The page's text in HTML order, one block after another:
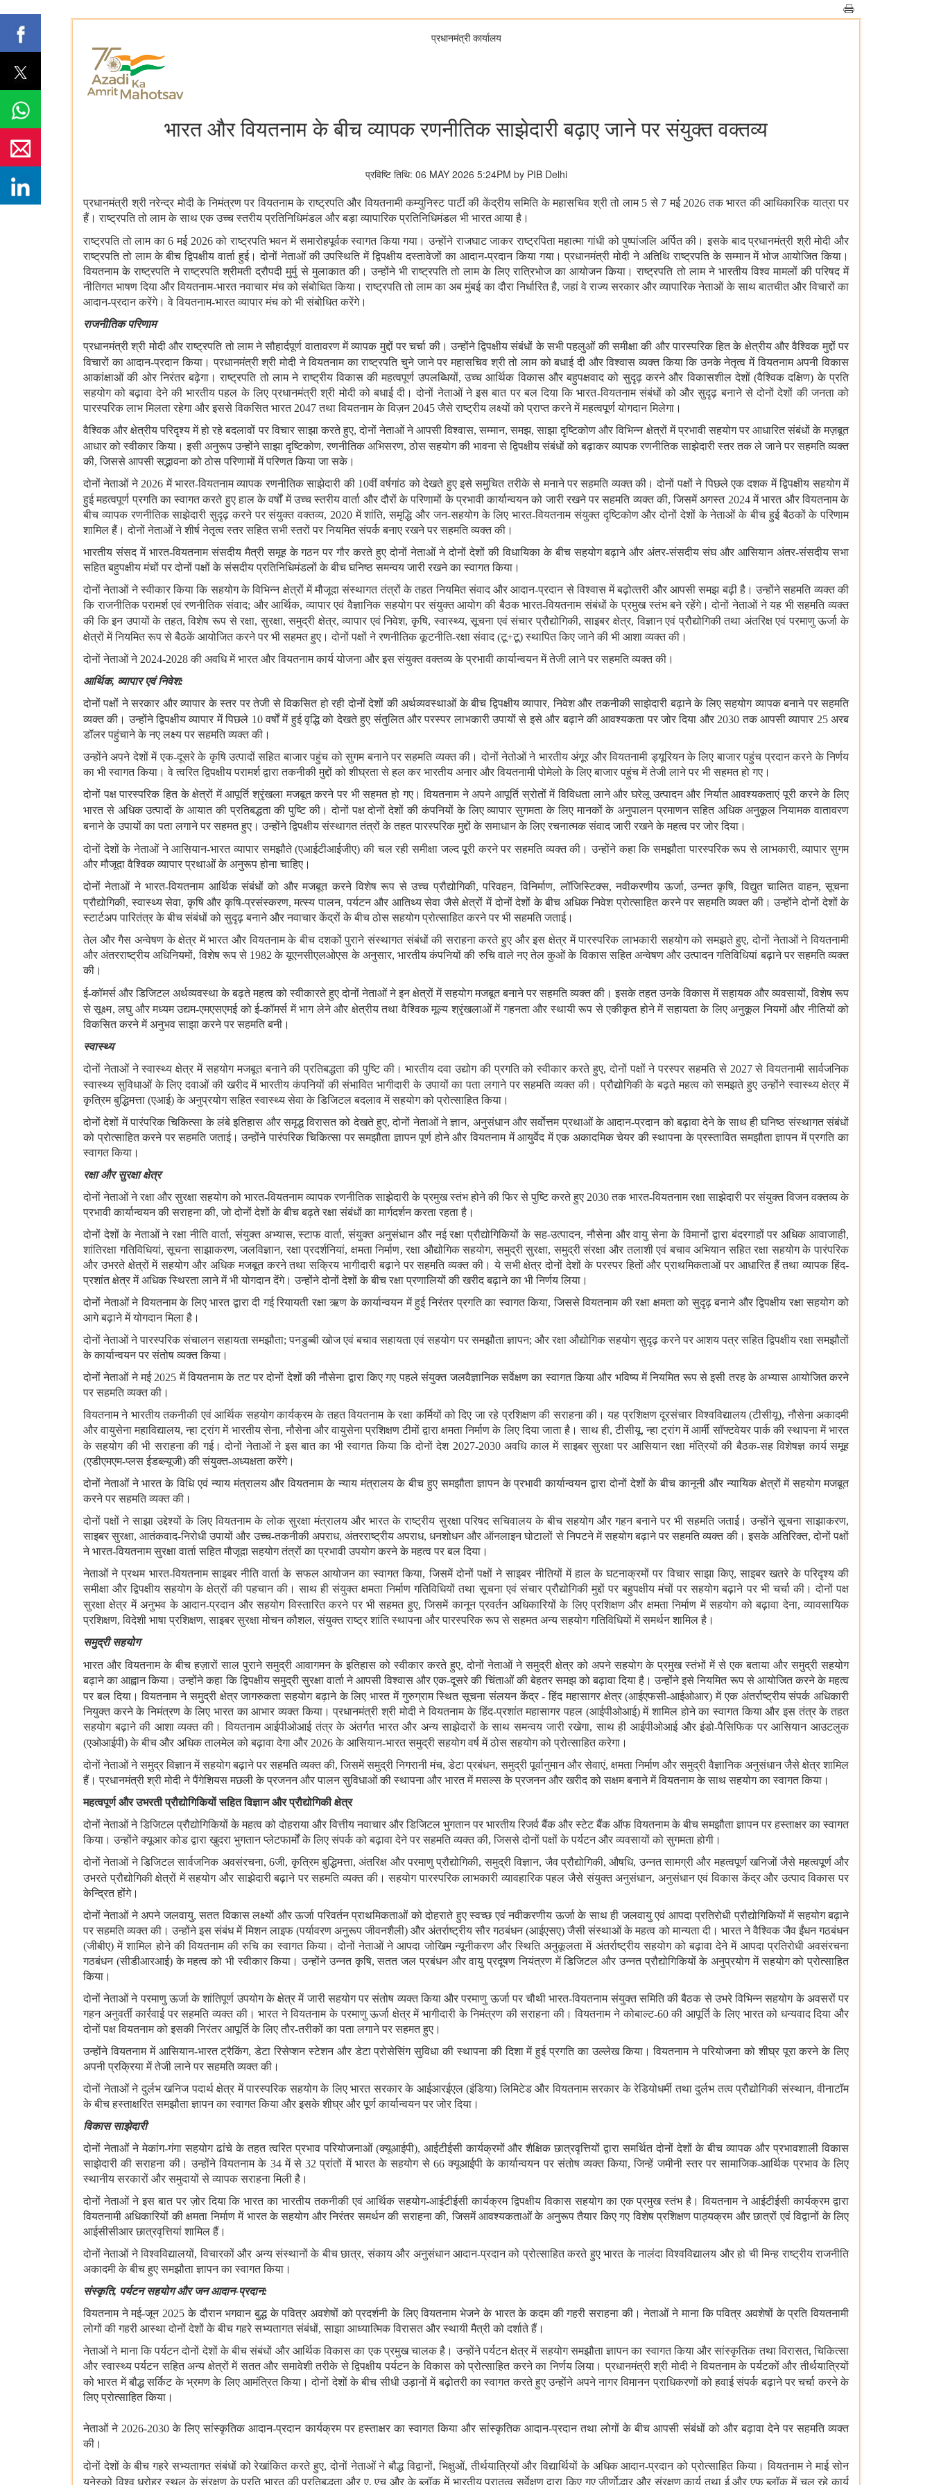
प्रधानमंत्री कार्यालय
भारत और वियतनाम के बीच व्यापक रणनीतिक साझेदारी बढ़ाए जाने पर संयुक्त वक्तव्य
प्रविष्टि तिथि: 06 MAY 2026 5:24PM by PIB Delhi
प्रधानमंत्री श्री नरेन्‍द्र मोदी के निमंत्रण पर वियतनाम के राष्ट्रपति और वियतनामी कम्युनिस्ट पार्टी की केंद्रीय समिति के महासचिव श्री तो लाम 5से 7मई2026तक भारत की आधिकारिक यात्रा पर
हैं। राष्ट्रपति तो लाम के साथ एक उच्च स्तरीय प्रतिनिधिमंडल और बड़ा व्यापारिक प्रतिनिधिमंडल भी भारत आया है ।
राष्ट्रपति तो लाम का6मई 2026को राष्ट्रपति भवन में समारोहपूर्वक स्वागत किया गया। उन्होंने राजघाट जाकर राष्‍ट्रपिता महात्मा गांधी को पुष्पांजलि अर्पित की। इसके बाद प्रधानमंत्री श्री मोदी और
राष्ट्रपति तो लाम के बीच द्विपक्षीय वार्ता हुई। दोनों नेताओं की उपस्थिति‍ में द्विपक्षीय दस्तावेजों का आदान-प्रदान किया गया। प्रधानमंत्री मोदी ने अतिथि राष्‍ट्रपति के सम्मान में भोज आयोजि‍त किया।
वियतनाम के राष्ट्रपति ने राष्ट्रपति श्रीमती द्रौपदी मुर्मु से मुलाकात की।उन्होंने भी राष्ट्रपति तो लाम के लिए रात्रिभोज का आयोजन किया। राष्ट्रपति तो लाम ने भारतीय विश्व मामलों की परिषद में
नीतिगत भाषण दिया और वियतनाम-भारत नवाचार मंच को संबोधित किया। राष्ट्रपति तो लाम का अब मुंबई का दौरा निर्धारित है,जहां वे राज्य सरकार और व्‍यापारिक नेताओं के साथ बातचीत और विचारों का
आदान-प्रदान करेंगे। वे वियतनाम-भारत व्यापार मंच को भी संबोधित करेंगे।
राजनीतिक परिणाम
प्रधानमंत्री श्री मोदी और राष्ट्रपति तो लाम ने सौहार्दपूर्ण वातावरण में व्यापक मुद्दों पर चर्चा की। उन्होंने द्विपक्षीय संबंधों के सभी पहलुओं की समीक्षा की और पारस्परिक हित के क्षेत्रीय और वैश्विक मुद्दों पर
विचारों का आदान-प्रदान किया। प्रधानमंत्री श्री मोदी ने वियतनाम का राष्ट्रपति चुने जाने पर महासचिव श्री तो लाम को बधाई दी और विश्वास व्यक्त किया कि उनके नेतृत्व में वियतनाम अपनी विकास
आकांक्षाओं की ओर निरंतर बढ़ेगा। राष्ट्रपति तो लाम ने राष्ट्रीय विकास की महत्वपूर्ण उपलब्धियों,उच्च आर्थिक विकास और बहुपक्षवाद को सुदृढ़ करने और विकासशील देशों(वैश्विक दक्षिण)के प्रति
सहयोग को बढ़ावा देने की भारतीय पहल के लिए प्रधानमंत्री श्री मोदी को बधाई दी। दोनों नेताओं ने इस बात पर बल दिया कि भारत-वियतनाम संबंधों को और सुदृढ़ बनाने से दोनों देशों की जनता को
पारस्परिक लाभ मिलता रहेगा और इससे विकसित भारत2047तथा वियतनाम के विज़न2045जैसे राष्ट्रीय लक्ष्यों को प्राप्त करने में महत्वपूर्ण योगदान मिलेगा।
वैश्विक और क्षेत्रीय परिदृश्य में हो रहे बदलावों पर विचार साझा करते हुए,दोनों नेताओं ने आपसी विश्वास,सम्मान,समझ,साझा दृष्टिकोण और विभिन्‍न क्षेत्रों में प्रभावी सहयोग पर आधारित संबंधों के मज़बूत
आधार को स्वीकार किया। इसी अनुरूप उन्होंने साझा दृष्टिकोण,रणनीतिक अभिसरण,ठोस सहयोग की भावना से द्विपक्षीय संबंधों को बढ़ाकर व्यापक रणनीतिक साझेदारी स्तर तक ले जाने पर सहमति व्यक्त
की,जिससे आपसी सद्भावना को ठोस परिणामों में परिणत किया जा सके।
दोनों नेताओं ने2026में भारत-वियतनाम व्यापक रणनीतिक साझेदारी की 10वीं वर्षगांठ को देखते हुए इसे समुचित तरीके से मनाने पर सहमति व्यक्त की। दोनों पक्षों ने पिछले एक दशक में द्विपक्षीय सहयोग में
हुई महत्वपूर्ण प्रगति का स्वागत करते हुए हाल के वर्षों में उच्च स्तरीय वार्ता और दौरों के परिणामों के प्रभावी कार्यान्वयन को जारी रखने पर सहमति व्यक्त की,जिसमें अगस्त 2024में भारत और वियतनाम के
बीच व्यापक रणनीतिक साझेदारी सुदृढ़ करने पर संयुक्त वक्तव्य, 2020में शांति,समृद्धि और जन-सहयोग के लिए भारत-वियतनाम संयुक्त दृष्टिकोण और दोनों देशों के नेताओं के बीच हुई बैठकों के परिणाम
शामिल हैं। दोनों नेताओं ने शीर्ष नेतृत्व स्तर सहित सभी स्तरों पर नियमित संपर्क बनाए रखने पर सहमति व्यक्त की।
भारतीय संसद में भारत-वियतनाम संसदीय मैत्री समूह के गठन पर गौर करते हुए दोनों नेताओं ने दोनों देशों की विधायिका के बीच सहयोग बढ़ाने और अंतर-संसदीय संघ और आसियान अंतर-संसदीय सभा
सहित बहुपक्षीय मंचों पर दोनों पक्षों के संसदीय प्रतिनिधिमंडलों के बीच घनिष्ठ समन्वय जारी रखने का स्वागत किया।
दोनों नेताओं ने स्वीकार किया कि सहयोग के विभिन्न क्षेत्रों में मौजूदा संस्थागत तंत्रों के तहत नियमित संवाद और आदान-प्रदान से विश्वास में बढ़ोत्‍तरी और आपसी समझ बढ़ी है। उन्होंने सहमति व्यक्त की
कि राजनीतिक परामर्श एवं रणनीतिक संवाद; और आर्थिक,व्यापार एवं वैज्ञानिक सहयोग पर संयुक्त आयोग की बैठक भारत-वियतनाम संबंधों के प्रमुख स्तंभ बने रहेंगे। दोनों नेताओं ने यह भी सहमति व्यक्त
की कि इन उपायों के तहत,विशेष रूप से रक्षा,सुरक्षा,समुद्री क्षेत्र,व्यापार एवं निवेश,कृषि,स्वास्थ्य,सूचना एवं संचार प्रौद्योगिकी,साइबर क्षेत्र,विज्ञान एवं प्रौद्योगिकी तथा अंतरिक्ष एवं परमाणु ऊर्जा के
क्षेत्रों में नियमित रूप से बैठकें आयोजित करने पर भी सहमत हुए। दोनों पक्षों ने रणनीतिक कूटनीति-रक्षा संवाद(टू+टू)स्थापित किए जाने की भी आशा व्‍यक्‍त की।
दोनों नेताओं ने2024-2028की अवधि में भारत और वियतनाम कार्य योजना और इस संयुक्त वक्तव्य के प्रभावी कार्यान्वयन में तेजी लाने पर सहमति व्यक्त की।
आर्थिक, व्यापार एवं निवेश:
दोनों पक्षों ने सरकार और व्यापार के स्तर पर तेजी से विकसित हो रही दोनों देशों की अर्थव्यवस्थाओं के बीच द्विपक्षीय व्यापार,निवेश और तकनीकी साझेदारी बढ़ाने के लिए सहयोग व्‍यापक बनाने पर सहमति
व्यक्त की। उन्‍होंने द्विपक्षीय व्यापार में पिछले 10वर्षों में हुई वृद्धि को देखते हुए संतुलित और परस्पर लाभकारी उपायों से इसे और बढ़ाने की आवश्यकता पर जोर दिया और2030तक आपसी व्‍यापार 25अरब
डॉलर पहुंचाने के नए लक्ष्य पर सहमति व्यक्त की।
उन्होंने अपने देशों में एक-दूसरे के कृषि उत्पादों सहित बाजार पहुंच को सुगम बनाने पर सहमति व्‍यक्‍त की। दोनों नेतोओं ने भारतीय अंगूर और वियतनामी ड्यूरियन के लिए बाजार पहुंच प्रदान करने के निर्णय
का भी स्वागत किया। वे त्वरित द्विपक्षीय परामर्श द्वारा तकनीकी मुद्दों को शीघ्रता से हल कर भारतीय अनार और वियतनामी पोमेलो के लिए बाजार पहुंच में तेजी लाने पर भी सहमत हो गए।
दोनों पक्ष पारस्परिक हित के क्षेत्रों में आपूर्ति श्रृंखला मजबूत करने पर भी सहमत हो गए। वियतनाम ने अपने आपूर्ति स्रोतों में विविधता लाने और घरेलू उत्पादन और निर्यात आवश्यकताएं पूरी करने के लिए
भारत से अधिक उत्पादों के आयात की प्रतिबद्धता की पुष्टि की। दोनों पक्ष दोनों देशों की कंपनियों के लिए व्यापार सुगमता के लिए मानकों के अनुपालन प्रमाणन सहित अधिक अनुकूल नियामक वातावरण
बनाने के उपायों का पता लगाने पर सहमत हुए। उन्होंने द्विपक्षीय संस्थागत तंत्रों के तहत पारस्परिक मुद्दों के समाधान के लिए रचनात्मक संवाद जारी रखने के महत्व पर जोर दिया।
दोनों देशों के नेताओं ने आसियान-भारत व्यापार समझौते(एआईटीआईजीए)की चल रही समीक्षा जल्द पूरी करने पर सहमति व्यक्त की ।उन्‍होंने कहा कि समझौता पारस्परिक रूप से लाभकारी,व्यापार सुगम
और मौजूदा वैश्विक व्यापार प्रथाओं के अनुरूप होना चाहिए।
दोनों नेताओं ने भारत-वियतनाम आर्थिक संबंधों को और मजबूत करने विशेष रूप से उच्च प्रौद्योगिकी,परिवहन,विनिर्माण,लॉजिस्टिक्‍स,नवीकरणीय ऊर्जा,उन्‍नत कृषि,विद्युत चालित वाहन, सूचना
प्रौद्योगिकी,स्वास्थ्य सेवा,कृषि और कृषि-प्रसंस्करण,मत्स्य पालन,पर्यटन और आतिथ्य सेवा जैसे क्षेत्रों में दोनों देशों के बीच अधिक निवेश प्रोत्साहित करने पर सहमति व्यक्त की। उन्होंने दोनों देशों के
स्टार्टअप पारितंत्र के बीच संबंधों को सुदृढ़ बनाने और नवाचार केंद्रों के बीच ठोस सहयोग प्रोत्साहित करने पर भी सहमति जताई।
तेल और गैस अन्वेषण के क्षेत्र में भारत और वियतनाम के बीच दशकों पुराने संस्थागत संबंधों की सराहना करते हुए और इस क्षेत्र में पारस्परिक लाभकारी सहयोग को समझते हुए,दोनों नेताओं ने वियतनामी
और अंतरराष्ट्रीय अधिनियमों,विशेष रूप से 1982के यूएनसीएलओएस के अनुसार, भारतीय कंपनियों की रुचि वाले नए तेल कुओं के विकास सहित अन्वेषण और उत्पादन गतिविधियां बढ़ाने पर सहमति व्यक्त
की।
ई-कॉमर्स और डिजिटल अर्थव्यवस्था के बढ़ते महत्व को स्‍वीकारते हुए दोनों नेताओं ने इन क्षेत्रों में सहयोग मजबूत बनाने पर सहमति व्यक्त की ।इसके तहत उनके विकास में सहायक और व्यवसायों,विशेष रूप
से सूक्ष्‍म,लघु और मध्‍यम उद्यम-एमएसएमई को ई-कॉमर्स में भाग लेने और क्षेत्रीय तथा वैश्विक मूल्य श्रृंखलाओं में गहनता और स्थायी रूप से एकीकृत होने में सहायता के लिए अनुकूल नियमों और नीतियों को
विकसित करने में अनुभव साझा करने पर सहमति बनी ।
स्वास्थ्य
दोनों नेताओं ने स्वास्थ्य क्षेत्र में सहयोग मजबूत बनाने की प्रतिबद्धता की पुष्टि की। भारतीय दवा उद्योग की प्रगति को स्वीकार करते हुए,दोनों पक्षों ने परस्‍पर सहमति से 2027से वियतनामी सार्वजनिक
स्वास्थ्य सुविधाओं के लिए दवाओं की खरीद में भारतीय कंपनियों की संभावित भागीदारी के उपायों का पता लगाने पर सहमति व्यक्त की। प्रौद्योगिकी के बढ़ते महत्व को समझते हुए उन्होंने स्वास्थ्य क्षेत्र में
कृत्रिम बुद्धिमत्ता (एआई)के अनुप्रयोग सहित स्वास्थ्य सेवा के डिजिटल बदलाव में सहयोग को प्रोत्साहित किया।
दोनों देशों में पारंपरिक चिकित्सा के लंबे इतिहास और समृद्ध विरासत को देखते हुए,दोनों नेताओं ने ज्ञान, अनुसंधान और सर्वोत्तम प्रथाओं के आदान-प्रदान को बढ़ावा देने के साथ ही घनिष्ठ संस्थागत संबंधों
को प्रोत्साहित करने पर सहमति जताई। उन्होंने पारंपरिक चिकित्सा पर समझौता ज्ञापन पूर्ण होने और वियतनाम में आयुर्वेद में एक अकादमिक चेयर की स्थापना के प्रस्तावित समझौता ज्ञापन में प्रगति का
स्वागत किया।
रक्षा और सुरक्षा क्षेत्र
दोनों नेताओं ने रक्षा और सुरक्षा सहयोग को भारत-वियतनाम व्यापक रणनीतिक साझेदारी के प्रमुख स्तंभ होने की फिर से पुष्टि करते हुए 2030तक भारत-वियतनाम रक्षा साझेदारी पर संयुक्त विजन वक्तव्य के
प्रभावी कार्यान्वयन की सराहना की,जो दोनों देशों के बीच बढ़ते रक्षा संबंधों का मार्गदर्शन करता रहता है।
दोनों देशों के नेताओं ने रक्षा नीति वार्ता,संयुक्त अभ्यास,स्टाफ वार्ता,संयुक्त अनुसंधान और नई रक्षा प्रौद्योगिकियों के सह-उत्पादन,नौसेना और वायु सेना के विमानों द्वारा बंदरगाहों पर अधिक आवाजाही,
शांतिरक्षा गतिविधियां,सूचना साझाकरण,जलविज्ञान,रक्षा प्रदर्शनियां, क्षमता निर्माण,रक्षा औद्योगिक सहयोग,समुद्री सुरक्षा,समुद्री संरक्षा और तलाशी एवं बचाव अभियान सहित रक्षा सहयोग के पारंपरिक
और उभरते क्षेत्रों में सहयोग और अधिक मजबूत करने तथा सक्रिय भागीदारी बढ़ाने पर सहमति व्यक्त की। ये सभी क्षेत्र दोनों देशों के परस्‍पर हितों और प्राथमिकताओं पर आधारित हैं तथा व्यापक हिंद-
प्रशांत क्षेत्र में अधिक स्थिरता लाने में भी योगदान देंगे। उन्होंने दोनों देशों के बीच रक्षा प्रणालियों की खरीद बढ़ाने का भी निर्णय लिया।
दोनों नेताओं ने वियतनाम के लिए भारत द्वारा दी गई रियायती रक्षा ऋण के कार्यान्वयन में हुई निरंतर प्रगति का स्वागत किया,जिससे वियतनाम की रक्षा क्षमता को सुदृढ़ बनाने और द्विपक्षीय रक्षा सहयोग को
आगे बढ़ाने में योगदान मिला है।
दोनों नेताओं ने पारस्परिक संचालन सहायता समझौता;पनडुब्बी खोज एवं बचाव सहायता एवं सहयोग पर समझौता ज्ञापन; और रक्षा औद्योगिक सहयोग सुदृढ़ करने पर आशय पत्र सहित द्विपक्षीय रक्षा समझौतों
के कार्यान्वयन पर संतोष व्यक्त किया।
दोनों नेताओं ने मई2025में वियतनाम के तट पर दोनों देशों की नौसेना द्वारा किए गए पहले संयुक्त जलवैज्ञानिक सर्वेक्षण का स्वागत किया और भविष्य में नियमित रूप से इसी तरह के अभ्यास आयोजित करने
पर सहमति व्यक्त की।
वियतनाम ने भारतीय तकनीकी एवं आर्थिक सहयोग कार्यक्रम के तहत वियतनाम के रक्षा कर्मियों को दिए जा रहे प्रशिक्षण की सराहना की। यह प्रशिक्षण दूरसंचार विश्वविद्यालय(टीसीयू),नौसेना अकादमी
और वायुसेना महाविद्यालय,न्हा ट्रांग में भारतीय सेना,नौसेना और वायुसेना प्रशिक्षण टीमों द्वारा क्षमता निर्माण के लिए दिया जाता है। साथ ही,टीसीयू,न्हा ट्रांग में आर्मी सॉफ्टवेयर पार्क की स्थापना में भारत
के सहयोग की भी सराहना की गई। दोनों नेताओं ने इस बात का भी स्वागत किया कि दोनों देश 2027-2030अवधि‍ काल में साइबर सुरक्षा पर आसियान रक्षा मंत्रियों की बैठक-सह विशेषज्ञ कार्य समूह
(एडीएमएम-प्लस ईडब्ल्यूजी)की संयुक्‍त-अध्यक्षता करेंगे।
दोनों नेताओं ने भारत के विधि एवं न्याय मंत्रालय और वियतनाम के न्याय मंत्रालय के बीच हुए समझौता ज्ञापन के प्रभावी कार्यान्वयन द्वारा दोनों देशों के बीच कानूनी और न्यायिक क्षेत्रों में सहयोग मजबूत
करने पर सहमति व्यक्त की।
दोनों पक्षों ने साझा उद्देश्यों के लिए वियतनाम के लोक सुरक्षा मंत्रालय और भारत के राष्ट्रीय सुरक्षा परिषद सचिवालय के बीच सहयोग और गहन बनाने पर भी सहमति जताई। उन्होंने सूचना साझाकरण,
साइबर सुरक्षा,आतंकवाद-निरोधी उपायों और उच्च-तकनीकी अपराध, अंतरराष्ट्रीय अपराध,धनशोधन और ऑनलाइन घोटालों से निपटने में सहयोग बढ़ाने पर सहमति व्यक्त की। इसके अतिरिक्त,दोनों पक्षों
ने भारत-वियतनाम सुरक्षा वार्ता सहित मौजूदा सहयोग तंत्रों का प्रभावी उपयोग करने के महत्व पर बल दिया।
नेताओं ने प्रथम भारत-वियतनाम साइबर नीति वार्ता के सफल आयोजन का स्वागत किया,जिसमें दोनों पक्षों ने साइबर नीतियों में हाल के घटनाक्रमों पर विचार साझा किए,साइबर खतरे के परिदृश्य की
समीक्षा और द्विपक्षीय सहयोग के क्षेत्रों की पहचान की। साथ ही संयुक्त क्षमता निर्माण गतिविधियों तथा सूचना एवं संचार प्रौद्योगिकी मुद्दों पर बहुपक्षीय मंचों पर सहयोग बढ़ाने पर भी चर्चा की। दोनों पक्ष
सुरक्षा क्षेत्र में अनुभव के आदान-प्रदान और सहयोग विस्तारित करने पर भी सहमत हुए,जिसमें कानून प्रवर्तन अधिकारियों के लिए प्रशिक्षण और क्षमता निर्माण में सहयोग को बढ़ावा देना,व्यावसायिक
प्रशिक्षण,विदेशी भाषा प्रशिक्षण,साइबर सुरक्षा मोचन कौशल,संयुक्त राष्ट्र शांति स्थापना और पारस्परिक रूप से सहमत अन्य सहयोग गतिविधियों में समर्थन शामिल है।
समुद्री सहयोग
भारत और वियतनाम के बीच हज़ारों साल पुराने समुद्री आवागमन के इतिहास को स्वीकार करते हुए,दोनों नेताओं ने समुद्री क्षेत्र को अपने सहयोग के प्रमुख स्तंभों में से एक बताया और समुद्री सहयोग
बढ़ाने का आह्वान किया। उन्होंने कहा कि द्विपक्षीय समुद्री सुरक्षा वार्ता ने आपसी विश्वास और एक-दूसरे की चिंताओं की बेहतर समझ को बढ़ावा दिया है। उन्‍होंने इसे नियमित रूप से आयोजित करने के महत्व
पर बल दिया। वियतनाम ने समुद्री क्षेत्र जागरुकता सहयोग बढ़ाने के लिए भारत में गुरुग्राम स्थित सूचना संलयन केंद्र-हिंद महासागर क्षेत्र(आईएफसी-आईओआर)में एक अंतर्राष्ट्रीय संपर्क अधिकारी
नियुक्त करने के निमंत्रण के लिए भारत का आभार व्यक्त किया। प्रधानमंत्री श्री मोदी ने वियतनाम के हिंद-प्रशांत महासागर पहल (आईपीओआई)में शामिल होने का स्वागत किया और इस तंत्र के तहत
सहयोग बढ़ाने की आशा व्यक्त की। वियतनाम आईपीओआई तंत्र के अंतर्गत भारत और अन्य साझेदारों के साथ समन्वय जारी रखेगा,साथ ही आईपीओआई और इंडो-पैसिफिक पर आसियान आउटलुक
(एओआईपी)के बीच और अधिक तालमेल को बढ़ावा देगा और 2026के आसियान-भारत समुद्री सहयोग वर्ष में ठोस सहयोग को प्रोत्साहित करेगा।
दोनों नेताओं ने समुद्र विज्ञान में सहयोग बढ़ाने पर सहमति व्यक्त की,जिसमें समुद्री निगरानी मंच,डेटा प्रबंधन,समुद्री पूर्वानुमान और सेवाएं, क्षमता निर्माण और समुद्री वैज्ञानिक अनुसंधान जैसे क्षेत्र शामिल
हैं। प्रधानमंत्री श्री मोदी ने पैंगेशियस मछली के प्रजनन और पालन सुविधाओं की स्थापना और भारत में मसल्स के प्रजनन और खरीद को सक्षम बनाने में वियतनाम के साथ सहयोग का स्वागत किया।
महत्वपूर्ण और उभरती प्रौद्योगिकियों सहित विज्ञान और प्रौद्योगिकी क्षेत्र
दोनों नेताओं ने डिजिटल प्रौद्योगिकियों के महत्व को दोहराया और वित्तीय नवाचार और डिजिटल भुगतान पर भारतीय रिजर्व बैंक और स्टेट बैंक ऑफ वियतनाम के बीच समझौता ज्ञापन पर हस्ताक्षर का स्वागत
किया। उन्होंने क्यूआर कोड द्वारा खुदरा भुगतान प्लेटफार्मों के लिए संपर्क को बढ़ावा देने पर सहमति व्यक्त की,जिससे दोनों पक्षों के पर्यटन और व्यवसायों को सुगमता होगी।
दोनों नेताओं ने डिजिटल सार्वजनिक अवसंरचना, 6जी,कृत्रिम बुद्धिमत्ता,अंतरिक्ष और परमाणु प्रौद्योगिकी,समुद्री विज्ञान,जैव प्रौद्योगिकी,औषधि,उन्नत सामग्री और महत्वपूर्ण खनिजों जैसे महत्वपूर्ण और
उभरते प्रौद्योगिकी क्षेत्रों में सहयोग और साझेदारी बढ़ाने पर सहमति व्यक्त की। सहयोग पारस्परिक लाभकारी व्यावहारिक पहल जैसे संयुक्त अनुसंधान, अनुसंधान एवं विकास केंद्र और उत्पाद विकास पर
केन्द्रित होंगे।
दोनों नेताओं ने अपने जलवायु,सतत विकास लक्ष्यों और ऊर्जा परिवर्तन प्राथमिकताओं को दोहराते हुए स्वच्छ एवं नवीकरणीय ऊर्जा के साथ ही जलवायु एवं आपदा प्रतिरोधी प्रौद्योगिकियों में सहयोग बढ़ाने
पर सहमति व्यक्त की। उन्होंने इस संबंध में मिशन लाइफ (पर्यावरण अनुरूप जीवनशैली) और अंतर्राष्ट्रीय सौर गठबंधन(आईएसए)जैसी संस्थाओं के महत्व को मान्यता दी। भारत ने वैश्विक जैव ईंधन गठबंधन
(जीबीए)में शामिल होने की वियतनाम की रुचि का स्वागत किया। दोनों नेताओं ने आपदा जोखिम न्यूनीकरण और स्थिति अनुकूलता में अंतर्राष्ट्रीय सहयोग को बढ़ावा देने में आपदा प्रतिरोधी अवसंरचना
गठबंधन (सीडीआरआई)के महत्व को भी स्वीकार किया। उन्होंने उन्‍नत कृषि,सतत जल प्रबंधन और वायु प्रदूषण नियंत्रण में डिजिटल और उन्नत प्रौद्योगिकियों के अनुप्रयोग में सहयोग को प्रोत्साहित
किया।
दोनों नेताओं ने परमाणु ऊर्जा के शांतिपूर्ण उपयोग के क्षेत्र में जारी सहयोग पर संतोष व्यक्त किया और परमाणु ऊर्जा पर चौथी भारत-वियतनाम संयुक्त समिति की बैठक से उभरे विभिन्न सहयोग के अवसरों पर
गहन अनुवर्ती कार्रवाई पर सहमति व्यक्त की। भारत ने वियतनाम के परमाणु ऊर्जा क्षेत्र में भागीदारी के निमंत्रण की सराहना की। वियतनाम ने कोबाल्ट-60की आपूर्ति के लिए भारत को धन्यवाद दिया और
दोनों पक्ष वियतनाम को इसकी निरंतर आपूर्ति के लिए तौर-तरीकों का पता लगाने पर सहमत हुए।
उन्होंने वियतनाम में आसियान-भारत ट्रैकिंग,डेटा रिसेप्शन स्टेशन और डेटा प्रोसेसिंग सुविधा की स्थापना की दिशा में हुई प्रगति का उल्लेख किया। वियतनाम ने परियोजना को शीघ्र पूरा करने के लिए
अपनी प्रक्रिया में तेजी लाने पर सहमति व्यक्त की।
दोनों नेताओं ने दुर्लभ खनिज पदार्थ क्षेत्र में पारस्परिक सहयोग के लिए भारत सरकार के आईआरईएल (इंडिया)लिमिटेड और वियतनाम सरकार के रेडियोधर्मी तथा दुर्लभ तत्व प्रौद्योगिकी संस्थान,वीनाटॉम
के बीच हस्ताक्षरित समझौता ज्ञापन का स्वागत किया और इसके शीघ्र और पूर्ण कार्यान्वयन पर जोर दिया।
विकास साझेदारी
दोनों नेताओं ने मेकांग-गंगा सहयोग ढांचे के तहत त्वरित प्रभाव परियोजनाओं (क्यूआईपी), आईटीईसी कार्यक्रमों और शैक्षिक छात्रवृत्तियों द्वारा समर्थित दोनों देशों के बीच व्यापक और प्रभावशाली विकास
साझेदारी की सराहना की। उन्होंने वियतनाम के 34में से32प्रांतों में भारत के सहयोग से 66क्यूआईपी के कार्यान्वयन पर संतोष व्यक्त किया,जिन्हें जमीनी स्तर पर सामाजिक-आर्थिक प्रभाव के लिए
स्थानीय सरकारों और समुदायों से व्यापक सराहना मिली है।
दोनों नेताओं ने इस बात पर ज़ोर दिया कि भारत का भारतीय तकनीकी एवं आर्थिक सहयोग-आईटीईसी कार्यक्रम द्विपक्षीय विकास सहयोग का एक प्रमुख स्तंभ है। वियतनाम ने आईटीईसी कार्यक्रम द्वारा
वियतनामी अधिकारियों की क्षमता निर्माण में भारत के सहयोग और निरंतर समर्थन की सराहना की,जिसमें आवश्यकताओं के अनुरूप तैयार किए गए विशेष प्रशिक्षण पाठ्यक्रम और छात्रों एवं विद्वानों के लिए
आईसीसीआर छात्रवृत्तियां शामिल हैं।
दोनों नेताओं ने विश्वविद्यालयों,विचारकों और अन्य संस्थानों के बीच छात्र,संकाय और अनुसंधान आदान-प्रदान को प्रोत्‍साहित करते हुए भारत के नालंदा विश्वविद्यालय और हो ची मिन्ह राष्ट्रीय राजनीति
अकादमी के बीच हुए समझौता ज्ञापन का स्वागत किया।
संस्कृति, पर्यटन सहयोग और जन आदान-प्रदान:
वियतनाम ने मई-जून2025के दौरान भगवान बुद्ध के पवित्र अवशेषों को प्रदर्शनी के लिए वियतनाम भेजने के भारत के कदम की गहरी सराहना की। नेताओं ने माना कि पवित्र अवशेषों के प्रति वियतनामी
लोगों की गहरी आस्‍था दोनों देशों के बीच गहरे सभ्यतागत संबंधों,साझा आध्यात्मिक विरासत और स्थायी मैत्री को दर्शाते हैं ।
नेताओं ने माना कि पर्यटन दोनों देशों के बीच संबंधों और आर्थिक विकास का एक प्रमुख चालक है। उन्होंने पर्यटन क्षेत्र में सहयोग समझौता ज्ञापन का स्वागत किया और सांस्कृतिक तथा विरासत,चिकित्सा
और स्वास्थ्य पर्यटन सहित अन्य क्षेत्रों में सतत और समावेशी तरीके से द्विपक्षीय पर्यटन के विकास को प्रोत्साहित करने का निर्णय लिया। प्रधानमंत्री श्री मोदी ने वियतनाम के पर्यटकों और तीर्थयात्रियों
को भारत में बौद्ध सर्किट के भ्रमण के लिए आमंत्रित किया। दोनों देशों के बीच सीधी उड़ानों में बढ़ोतरी का स्वागत करते हुए उन्होंने अपने नागर विमानन प्राधिकरणों को हवाई संपर्क बढ़ाने पर चर्चा करने के
लिए प्रोत्साहित किया।
नेताओं ने2026-2030के लिए सांस्कृतिक आदान-प्रदान कार्यक्रम पर हस्ताक्षर का स्वागत किया और सांस्कृतिक आदान-प्रदान तथा लोगों के बीच आपसी संबंधों को और बढ़ावा देने पर सहमति व्यक्त
की।
दोनों देशों के बीच गहरे सभ्यतागत संबंधों को रेखांकित करते हुए,दोनों नेताओं ने बौद्ध विद्वानों,भिक्षुओं,तीर्थयात्रियों और विद्यार्थियों के अधिक आदान-प्रदान को प्रोत्साहित किया। वियतनाम ने माई सोन
यूनेस्को विश्व धरोहर स्थल के संरक्षण के प्रति भारत की प्रतिबद्धता और ए,एच और के ब्लॉक में भारतीय पुरातत्व सर्वेक्षण द्वारा किए गए जीर्णोद्धार और संरक्षण कार्य तथा ई और एफ ब्लॉक में चल रहे कार्य